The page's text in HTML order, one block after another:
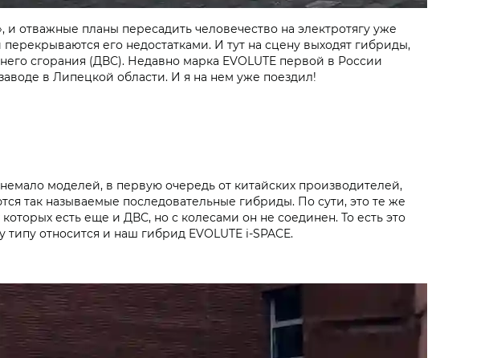
отважные планы пересадить человечество на электротягу уже
его недостатками. И тут на сцену выходят гибриды,
сгорания (ДВС). Недавно марка EVOLUTE первой в России
в Липецкой области. И я на нем уже поездил!
моделей, в первую очередь от китайских производителей,
так называемые последовательные гибриды. По сути, это те же
есть еще и ДВС, но с колесами он не соединен. То есть это
относится и наш гибрид EVOLUTE i‑SPACE.